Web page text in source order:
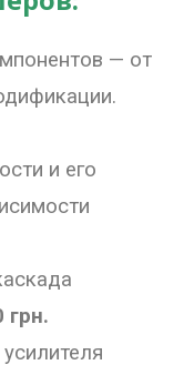
— от
и его
грн.